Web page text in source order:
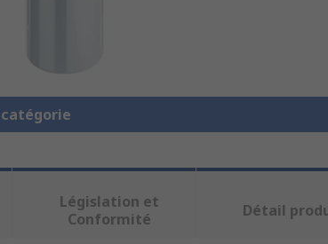
Législation et
Conformité
Détail